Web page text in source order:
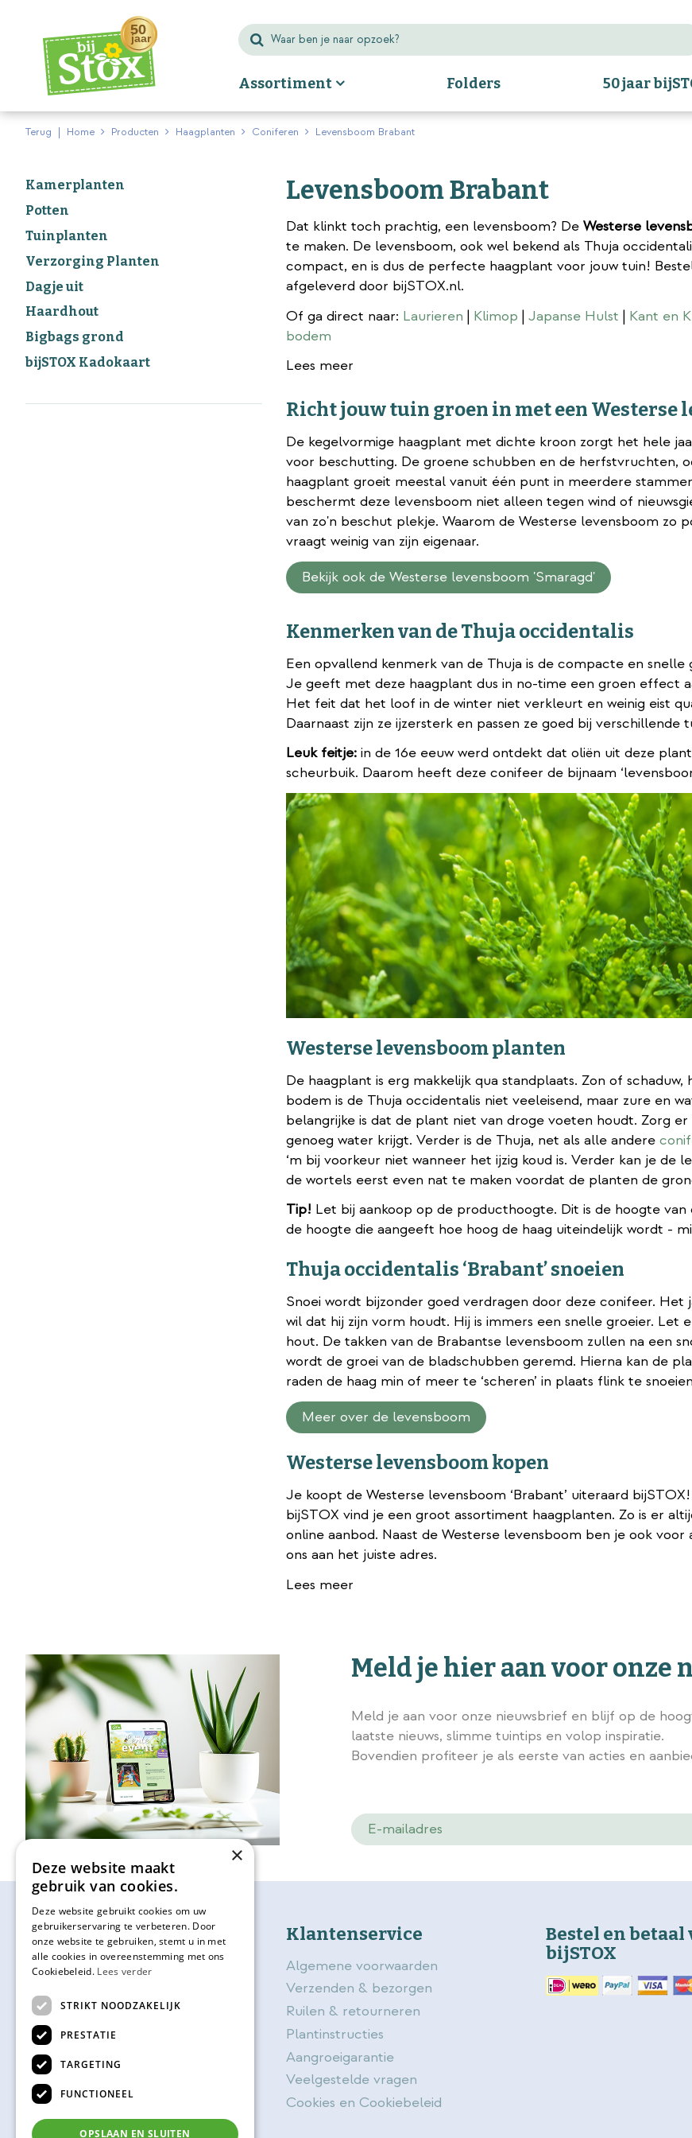
content
Terug Home Producten Haagplanten Coniferen Levensboom Brabant
Assortiment Folders 50 jaar
Levensboom Brabant
Dat klinkt toch prachtig, een levensboom? De Westerse
te maken. De levensboom, ook wel bekend als Thuja
compact, en is dus de perfecte haagplant voor jouw tuin!
afgeleverd door bijSTOX.nl.
Of ga direct naar: Laurieren | Klimop | Japanse Hulst | Kant en
bodem
Lees meer
Richt jouw tuin groen in met een Westerse
De kegelvormige haagplant met dichte kroon zorgt het hele
voor beschutting. De groene schubben en de herfstvruchten,
haagplant groeit meestal vanuit één punt in meerdere
beschermt deze levensboom niet alleen tegen wind of
van zo'n beschut plekje. Waarom de Westerse levensboom zo
vraagt weinig van zijn eigenaar.
Bekijk ook de Westerse levensboom 'Smaragd'
Kenmerken van de Thuja occidentalis
Een opvallend kenmerk van de Thuja is de compacte en
Je geeft met deze haagplant dus in no-time een groen effect
Het feit dat het loof in de winter niet verkleurt en weinig eist
Daarnaast zijn ze ijzersterk en passen ze goed bij verschillende
Leuk feitje:in de 16e eeuw werd ontdekt dat oliën uit deze
scheurbuik. Daarom heeft deze conifeer de bijnaam
Westerse levensboom planten
De haagplant is erg makkelijk qua standplaats. Zon of
bodem is de Thuja occidentalis niet veeleisend, maar zure en
belangrijke is dat de plant niet van droge voeten houdt. Zorg
genoeg water krijgt. Verder is de Thuja, net als alle andere
‘m bij voorkeur niet wanneer het ijzig koud is. Verder kan je de
de wortels eerst even nat te maken voordat de planten de
Tip! Let bij aankoop op de producthoogte. Dit is de hoogte
de hoogte die aangeeft hoe hoog de haag uiteindelijk wordt -
Thuja occidentalis ‘Brabant’ snoeien
Snoei wordt bijzonder goed verdragen door deze conifeer. Het
wil dat hij zijn vorm houdt. Hij is immers een snelle groeier.
hout. De takken van de Brabantse levensboom zullen na een
wordt de groei van de bladschubben geremd. Hierna kan de
raden de haag min of meer te ‘scheren’ in plaats flink te
Meer over de levensboom
Westerse levensboom kopen
Je koopt de Westerse levensboom ‘Brabant’ uiteraard
bijSTOX vind je een groot assortiment haagplanten. Zo is er
online aanbod. Naast de Westerse levensboom ben je ook voor
ons aan het juiste adres.
Lees meer
Kamerplanten
Potten
Tuinplanten
Verzorging Planten
Dagje uit
Haardhout
Bigbags grond
bijSTOX Kadokaart
Meld je hier aan voor onze
Meld je aan voor onze nieuwsbrief en blijf op de
laatste nieuws, slimme tuintips en volop inspiratie.
Bovendien profiteer je als eerste van acties en
bijSTOX
Over bijSTOX
Contact
Openingstijden
Vacatures
BijSTOX kadokaart
Planttips
Magazine
Klantenservice
Algemene voorwaarden
Verzenden & bezorgen
Ruilen & retourneren
Plantinstructies
Aangroeigarantie
Veelgestelde vragen
Cookies en Cookiebeleid
Bestel en betaal
bijSTOX
×
Deze website maakt
gebruik van cookies.
Deze website gebruikt cookies om uw
gebruikerservaring te verbeteren. Door
onze website te gebruiken, stemt u in met
alle cookies in overeenstemming met ons
Cookiebeleid. Lees verder
STRIKT NOODZAKELIJK
PRESTATIE
TARGETING
FUNCTIONEEL
OPSLAAN EN SLUITEN